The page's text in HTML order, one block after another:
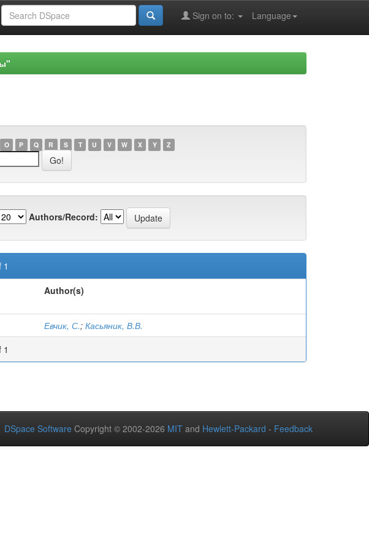
Language
Sign on to:
O P Q R S T U V W X Y Z
Authors/Record:
1
Author(s)
Евчик, С.; Касьяник, В.В.
1
DSpace Software Copyright © 2002-2026 MIT and Hewlett-Packard - Feedback